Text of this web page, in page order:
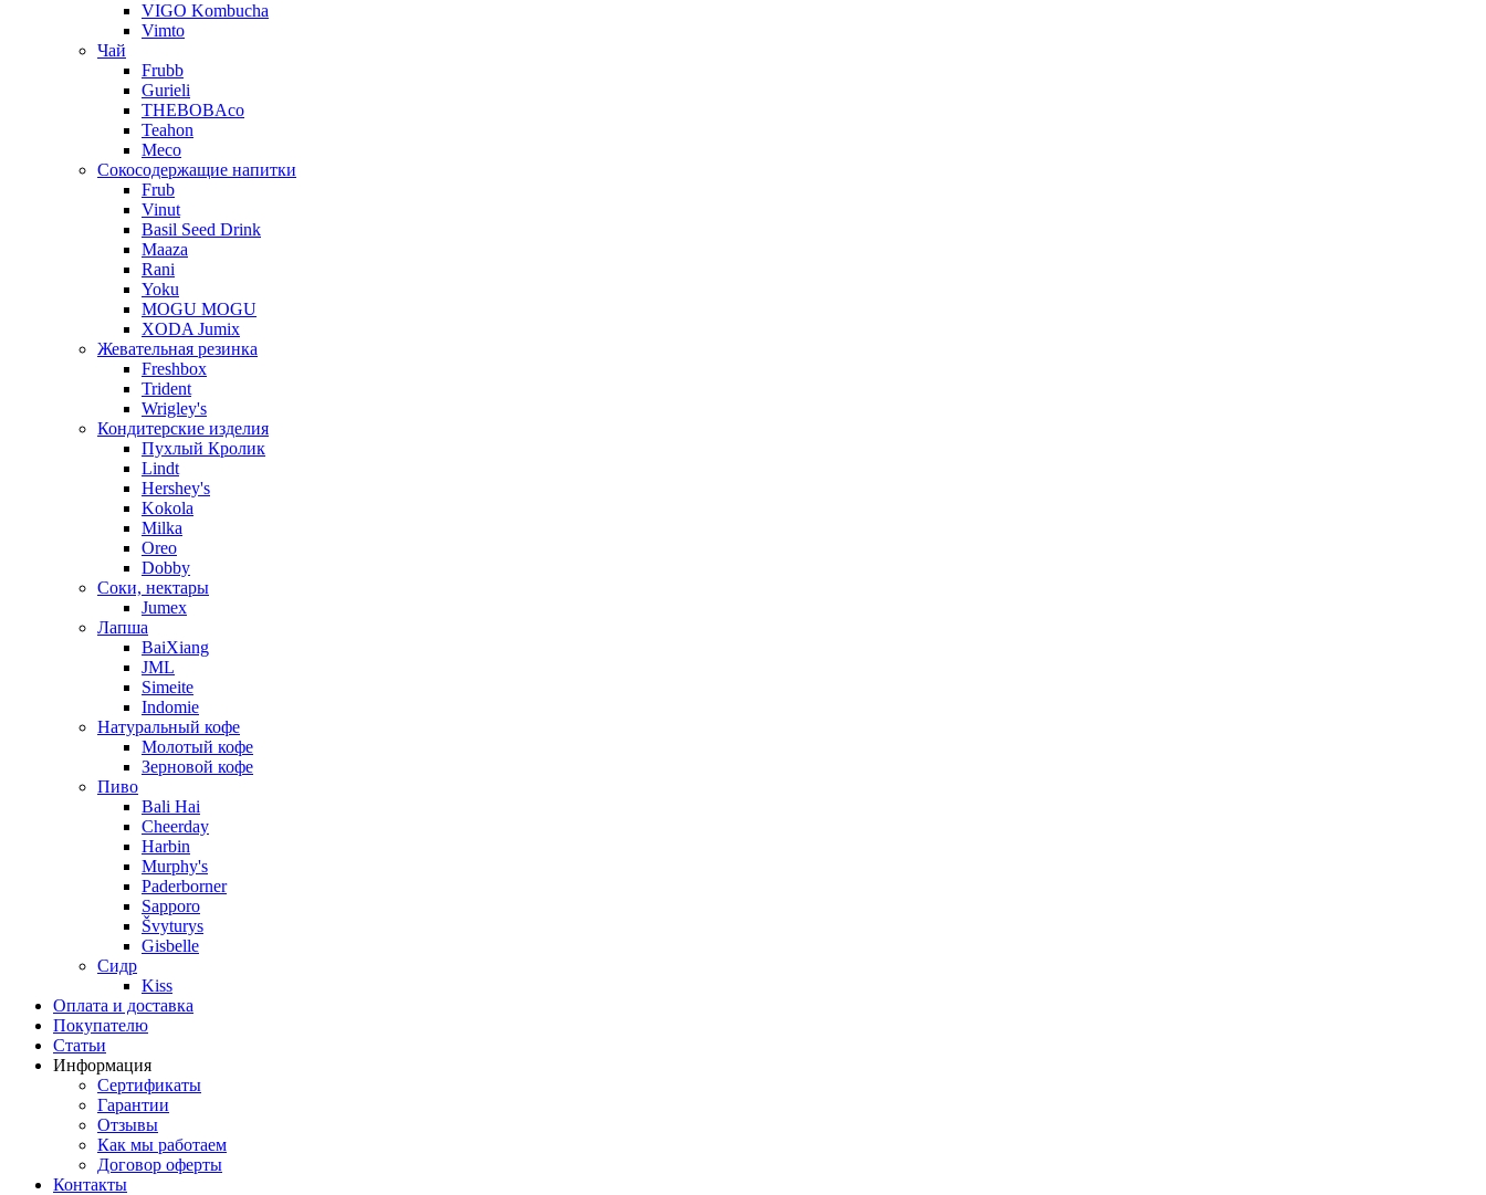
VIGO Kombucha
Vimto
Чай
Frubb
Gurieli
THEBOBAco
Teahon
Meco
Сокосодержащие напитки
Frub
Vinut
Basil Seed Drink
Maaza
Rani
Yoku
MOGU MOGU
XODA Jumix
Жевательная резинка
Freshbox
Trident
Wrigley's
Кондитерские изделия
Пухлый Кролик
Lindt
Hershey's
Kokola
Milka
Oreo
Dobby
Соки, нектары
Jumex
Лапша
BaiXiang
JML
Simeite
Indomie
Натуральный кофе
Молотый кофе
Зерновой кофе
Пиво
Bali Hai
Cheerday
Harbin
Murphy's
Paderborner
Sapporo
Švyturys
Gisbelle
Сидр
Kiss
Оплата и доставка
Покупателю
Статьи
Информация
Сертификаты
Гарантии
Отзывы
Как мы работаем
Договор оферты
Контакты